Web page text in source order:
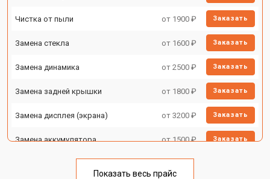
Чистка от пыли от 1900 ₽ Заказать
Замена стекла от 1600 ₽ Заказать
Замена динамика от 2500 ₽ Заказать
Замена задней крышки от 1800 ₽ Заказать
Замена дисплея (экрана) от 3200 ₽ Заказать
Замена аккумулятора от 1500 ₽ Заказать
Показать весь прайс